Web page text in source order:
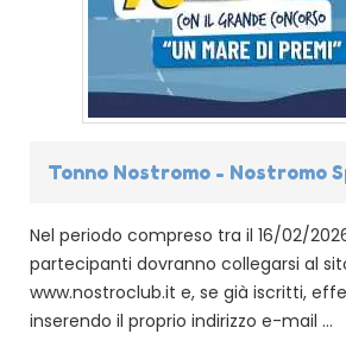
Tonno Nostromo - Nostromo
Nel periodo compreso tra il 16/02/
partecipanti dovranno collegarsi al
www.nostroclub.it e, se già iscritti,
inserendo il proprio indirizzo e-mail ...